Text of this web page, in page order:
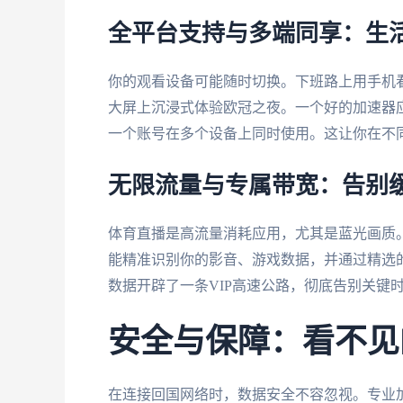
全平台支持与多端同享：生
你的观看设备可能随时切换。下班路上用手
大屏上沉浸式体验欧冠之夜。一个好的加速器
一个账号在多个设备上同时使用。这让你在
无限流量与专属带宽：告别
体育直播是高流量消耗应用，尤其是蓝光画
能精准识别你的影音、游戏数据，并通过精
数据开辟了一条VIP高速公路，彻底告别关键
安全与保障：看不
在连接回国网络时，数据安全不容忽视。专